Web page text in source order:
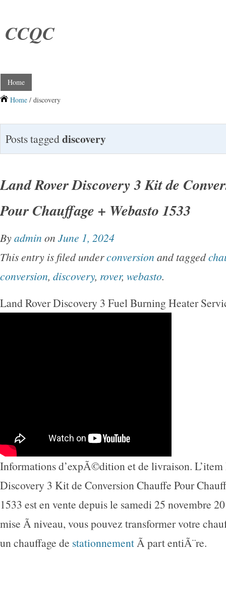
CCQC
Home
Home / discovery
Posts taggeddiscovery
Land Rover Discovery 3 Kit de
Pour Chauffage + Webasto 1533
Byadmin on June 1, 2024
This entry is filed underconversion and tagged
conversion, discovery, rover, webasto.
Land Rover Discovery 3 Fuel Burning Heater
Informations d’expÃ©dition et de livraison. L’item
Discovery 3 Kit de Conversion Chauffe Pour
1533 est en vente depuis le samedi 25 novembre
mise Ã niveau, vous pouvez transformer votre
un chauffage de stationnement Ã part entiÃ¨re.